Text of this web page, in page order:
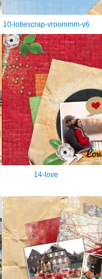
10-lotiescrap-vroommm-v6
14-love